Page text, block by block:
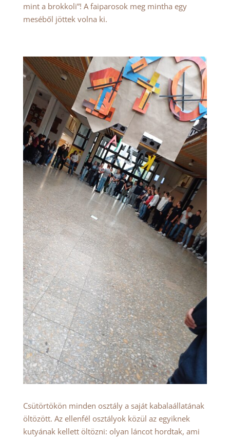
mint a brokkoli”! A faiparosok meg mintha egy
meséből jöttek volna ki.
Csütörtökön minden osztály a saját kabalaállatának
öltözött. Az ellenfél osztályok közül az egyiknek
kutyának kellett öltözni: olyan láncot hordtak, ami